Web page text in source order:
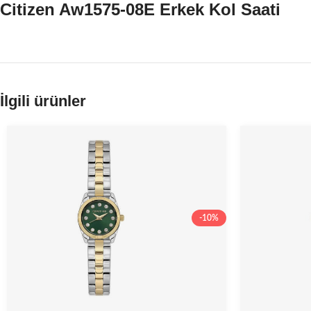
Citizen Aw1575-08E Erkek Kol Saati
İlgili ürünler
-10%